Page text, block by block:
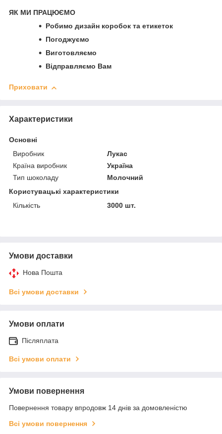
ЯК МИ ПРАЦЮЄМО
Робимо дизайн коробок та етикеток
Погоджуємо
Виготовляємо
Відправляємо Вам
Приховати
Характеристики
Основні
Виробник
Лукас
Країна виробник
Україна
Тип шоколаду
Молочний
Користувацькі характеристики
Кількість
3000 шт.
Умови доставки
Нова Пошта
Всі умови доставки
Умови оплати
Післяплата
Всі умови оплати
Умови повернення
Повернення товару впродовж 14 днів за домовленістю
Всі умови повернення